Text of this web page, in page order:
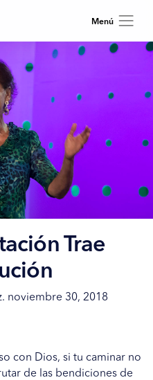
Trae
noviembre 30, 2018
con Dios, si tu caminar no
de las bendiciones de